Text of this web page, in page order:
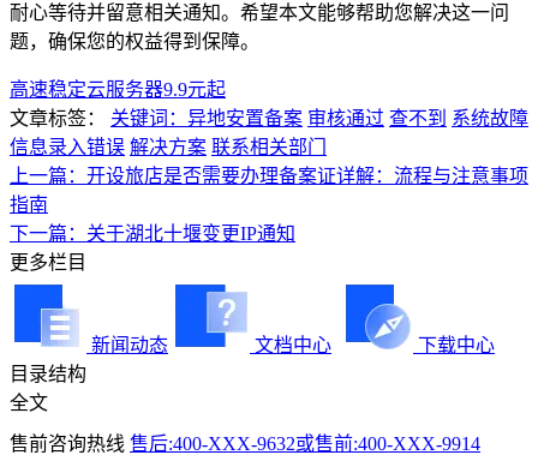
耐心等待并留意相关通知。希望本文能够帮助您解决这一问
题，确保您的权益得到保障。
高速稳定云服务器9.9元起
文章标签：
关键词：异地安置备案 审核通过 查不到 系统故障
信息录入错误 解决方案 联系相关部门
上一篇：开设旅店是否需要办理备案证详解：流程与注意事项
指南
下一篇：关于湖北十堰变更IP通知
更多栏目
新闻动态 文档中心
下载中心
目录结构
全文
售前咨询热线 售后:400-XXX-9632或售前:400-XXX-9914